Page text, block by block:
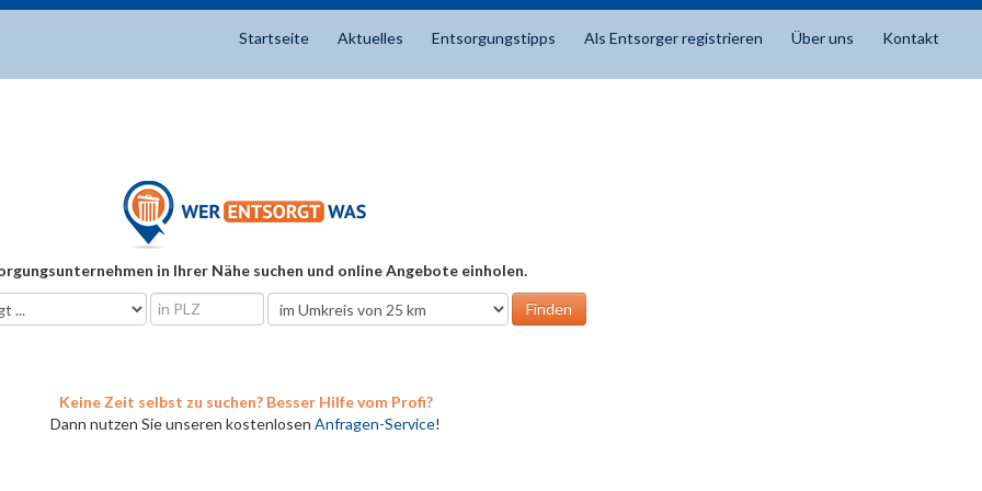
Startseite Aktuelles Entsorgungstipps Als Entsorger registrieren Über uns Kontakt
in Ihrer Nähe suchen und online Angebote einholen.
Keine Zeit selbst zu suchen? Besser Hilfe vom Profi?
Dann nutzen Sie unseren kostenlosen Anfragen-Service!